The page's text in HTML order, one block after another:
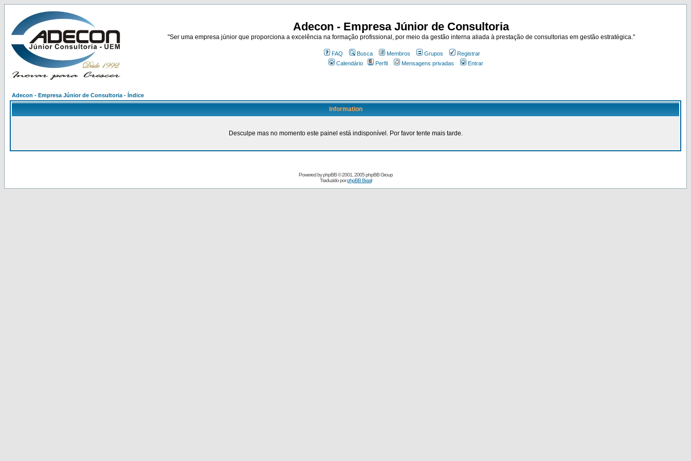
Adecon - Empresa Júnior de Consultoria
"Ser uma empresa júnior que proporciona a excelência na formação profissional, por meio da gestão interna aliada à prestação de consultorias em gestão estratégica."
FAQ Busca Membros Grupos
Registrar
Calendário
Perfil Mensagens privadas Entrar
Adecon - Empresa Júnior de Consultoria - Índice
Information
Desculpe mas no momento este painel está indisponível. Por favor tente mais tarde.
Powered byphpBB© 2001, 2005 phpBB Group
Traduzido porphpBB Brasil